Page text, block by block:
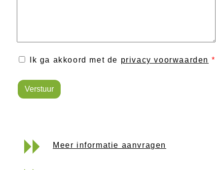
Ik ga akkoord met de privacy voorwaarden *
Verstuur
Meer informatie aanvragen